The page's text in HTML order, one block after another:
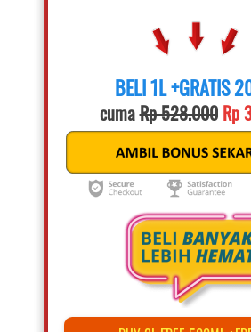
BELI 1L +GRATIS
cuma Rp 528.000 Rp